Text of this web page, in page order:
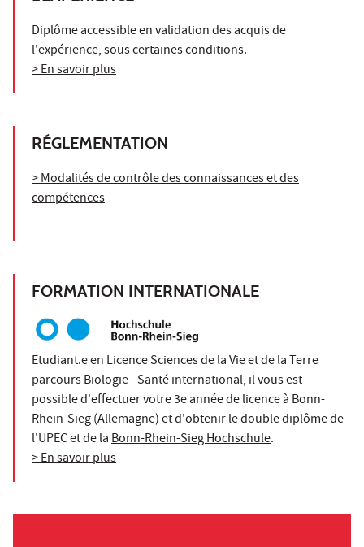
Diplôme accessible en validation des acquis de
l'expérience, sous certaines conditions.
> En savoir plus
RÉGLEMENTATION
> Modalités de contrôle des connaissances et des
compétences
FORMATION INTERNATIONALE
Etudiant.e en Licence Sciences de la Vie et de la Terre
parcours Biologie - Santé international, il vous est
possible d'effectuer votre 3e année de licence à Bonn-
Rhein-Sieg (Allemagne) et d'obtenir le double diplôme de
l'UPEC et de laBonn-Rhein-Sieg Hochschule.
> En savoir plus